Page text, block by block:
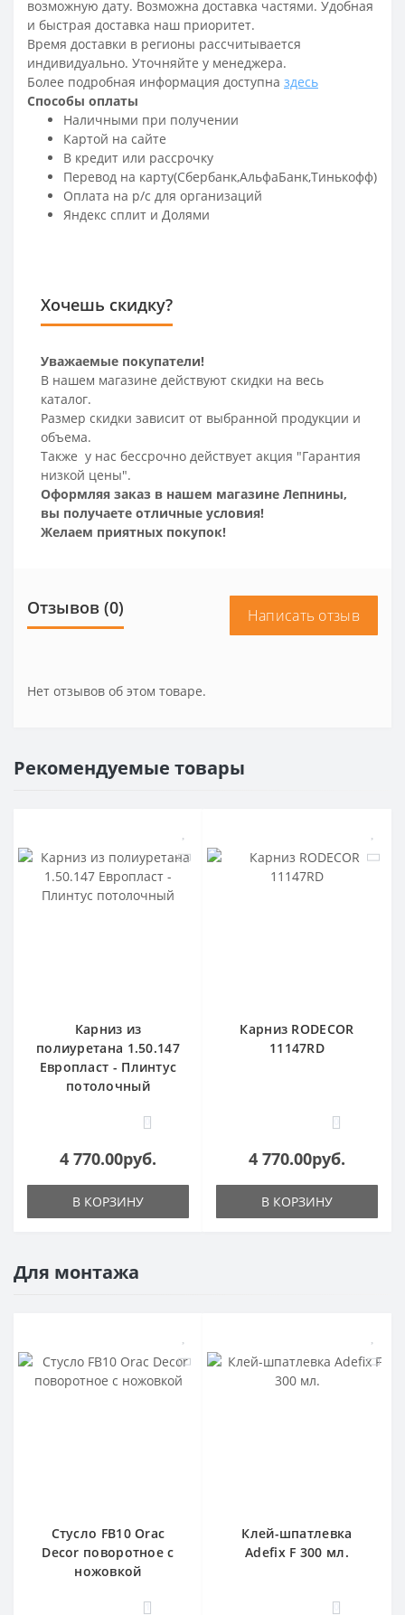
возможную дату. Возможна доставка частями. Удобная
и быстрая доставка наш приоритет.
Время доставки в регионы рассчитывается
индивидуально. Уточняйте у менеджера.
Более подробная информация доступна здесь
Способы оплаты
Наличными при получении
Картой на сайте
В кредит или рассрочку
Перевод на карту(Сбербанк,АльфаБанк,Тинькофф)
Оплата на р/c для организаций
Яндекс сплит и Долями
Хочешь скидку?
Уважаемые покупатели!
В нашем магазине действуют скидки на весь
каталог.
Размер скидки зависит от выбранной продукции и
объема.
Также у нас бессрочно действует акция "Гарантия
низкой цены".
Оформляя заказ в нашем магазине Лепнины,
вы получаете отличные условия!
Желаем приятных покупок!
Отзывов (0) Написать отзыв
Нет отзывов об этом товаре.
Рекомендуемые товары
Карниз из
полиуретана 1.50.147
Европласт - Плинтус
потолочный
0
4 770.00руб.
В КОРЗИНУ
Карниз RODECOR
11147RD
0
4 770.00руб.
В КОРЗИНУ
Для монтажа
Стусло FB10 Orac
Decor поворотное с
ножовкой
1
Клей-шпатлевка
Adefix F 300 мл.
0